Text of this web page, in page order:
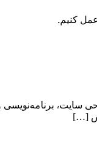
کنیم.
[…]